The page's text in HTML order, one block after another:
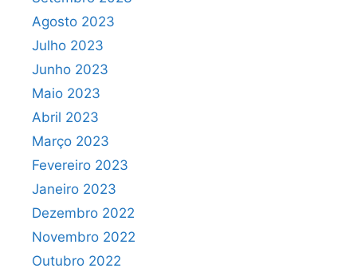
Agosto 2023
Julho 2023
Junho 2023
Maio 2023
Abril 2023
Março 2023
Fevereiro 2023
Janeiro 2023
Dezembro 2022
Novembro 2022
Outubro 2022